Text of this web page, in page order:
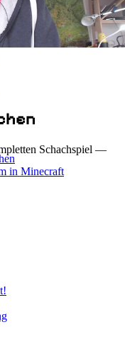
in Minecraft
Schachspiel —